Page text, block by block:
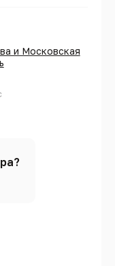
и Московская